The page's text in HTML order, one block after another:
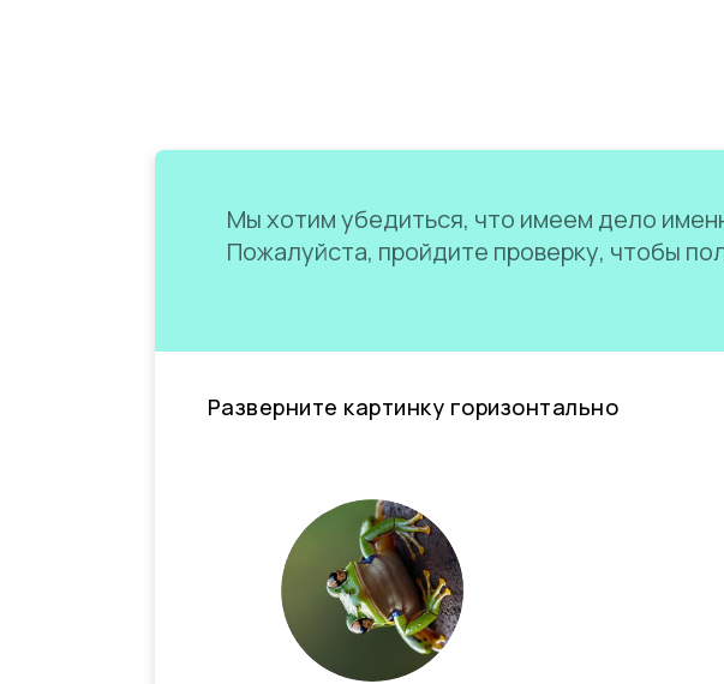
Мы хотим убедиться, что имеем дело
Пожалуйста, пройдите проверку, чтобы
Разверните картинку горизонтально